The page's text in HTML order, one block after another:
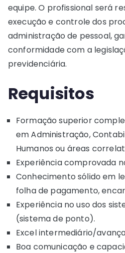
equipe. O profissional será
execução e controle dos
administração de pessoal,
conformidade com a
previdenciária.
Requisitos
Formação superior
em Administração,
Humanos ou áreas
Experiência comprovada
Conhecimento sólido em
folha de pagamento,
Experiência no uso dos
(sistema de ponto).
Excel intermediário/
Boa comunicação e